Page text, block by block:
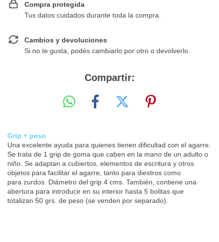
Compra protegida
Tus datos cuidados durante toda la compra.
Cambios y devoluciones
Si no te gusta, podés cambiarlo por otro o devolverlo.
Compartir:
Grip + peso
Una excelente ayuda para quienes tienen dificultad con el agarre.
Se trata de 1 grip de goma que caben en la mano de un adulto o
niño. Se adaptan a cubiertos, elementos de escritura y otros
objetos para facilitar el agarre, tanto para diestros como
para zurdos. Diámetro del grip 4 cms. También, contiene una
abertura para introducir en su interior hasta 5 bolitas que
totalizan 50 grs. de peso (se venden por separado).